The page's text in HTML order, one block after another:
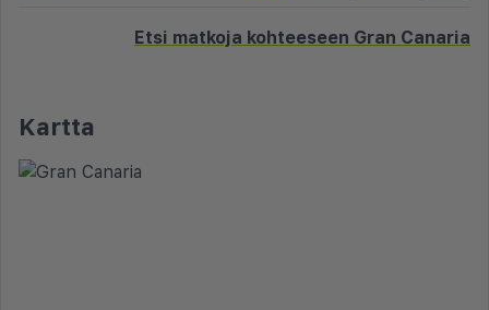
Etsi matkoja kohteeseen Gran Canaria
Kartta